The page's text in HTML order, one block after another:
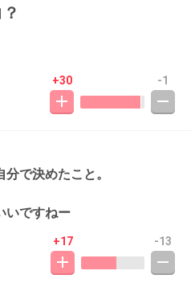
+30 -1
で決めたこと。
いですねー
+17 -13